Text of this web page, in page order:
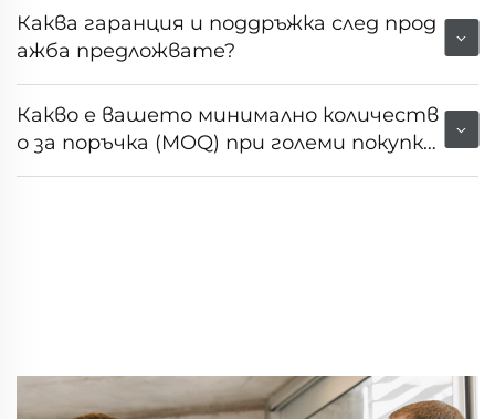
Каква гаранция и поддръжка след прод
ажба предложвате?
Какво е вашето минимално количеств
о за поръчка (MOQ) при големи покупк
и?